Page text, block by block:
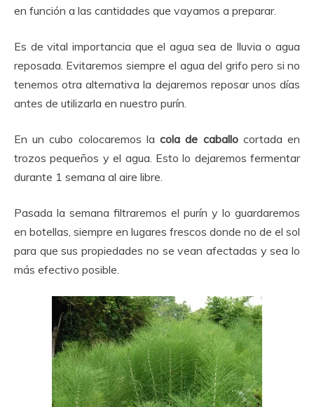
en función a las cantidades que vayamos a preparar.
Es de vital importancia que el agua sea de lluvia o agua
reposada. Evitaremos siempre el agua del grifo pero si no
tenemos otra alternativa la dejaremos reposar unos días
antes de utilizarla en nuestro purín.
En un cubo colocaremos lacola de caballocortada en
trozos pequeños y el agua. Esto lo dejaremos fermentar
durante 1 semana al aire libre.
Pasada la semana filtraremos el purín y lo guardaremos
en botellas, siempre en lugares frescos donde no de el sol
para que sus propiedades no se vean afectadas y sea lo
más efectivo posible.